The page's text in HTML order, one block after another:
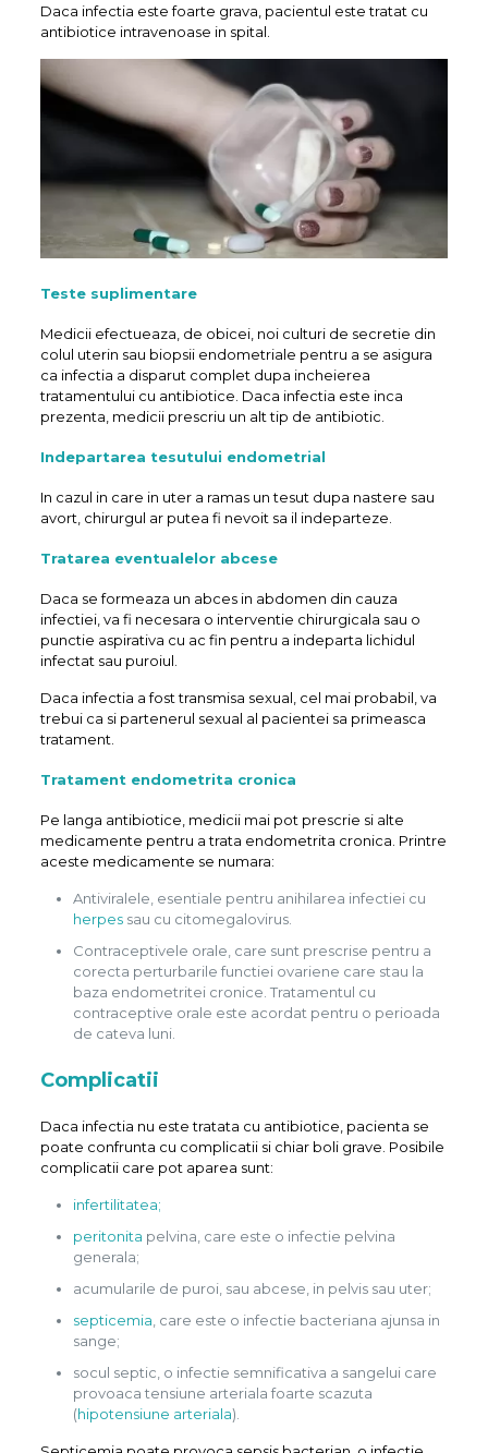
Daca infectia este foarte grava, pacientul este tratat cu
antibiotice intravenoase in spital.
Teste suplimentare
Medicii efectueaza, de obicei, noi culturi de secretie din
colul uterin sau biopsii endometriale pentru a se asigura
ca infectia a disparut complet dupa incheierea
tratamentului cu antibiotice. Daca infectia este inca
prezenta, medicii prescriu un alt tip de antibiotic.
Indepartarea tesutului endometrial
In cazul in care in uter a ramas un tesut dupa nastere sau
avort, chirurgul ar putea fi nevoit sa il indeparteze.
Tratarea eventualelor abcese
Daca se formeaza un abces in abdomen din cauza
infectiei, va fi necesara o interventie chirurgicala sau o
punctie aspirativa cu ac fin pentru a indeparta lichidul
infectat sau puroiul.
Daca infectia a fost transmisa sexual, cel mai probabil, va
trebui ca si partenerul sexual al pacientei sa primeasca
tratament.
Tratament endometrita cronica
Pe langa antibiotice, medicii mai pot prescrie si alte
medicamente pentru a trata endometrita cronica. Printre
aceste medicamente se numara:
Antiviralele, esentiale pentru anihilarea infectiei cu
herpessau cu citomegalovirus.
Contraceptivele orale, care sunt prescrise pentru a
corecta perturbarile functiei ovariene care stau la
baza endometritei cronice. Tratamentul cu
contraceptive orale este acordat pentru o perioada
de cateva luni.
Complicatii
Daca infectia nu este tratata cu antibiotice, pacienta se
poate confrunta cu complicatii si chiar boli grave. Posibile
complicatii care pot aparea sunt:
infertilitatea;
peritonita pelvina, care este o infectie pelvina
generala;
acumularile de puroi, sau abcese, in pelvis sau uter;
septicemia , care este o infectie bacteriana ajunsa in
sange;
socul septic, o infectie semnificativa a sangelui care
provoaca tensiune arteriala foarte scazuta
(hipotensiune arteriala).